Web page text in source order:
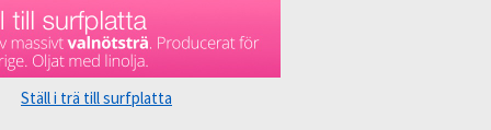
Ställ i trä till surfplatta